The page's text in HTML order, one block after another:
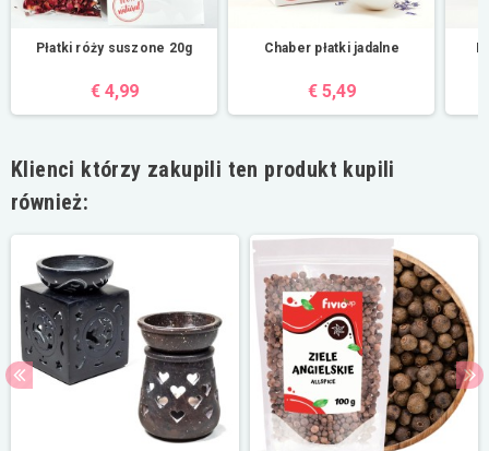
Płatki róży suszone 20g
€ 4,99
Chaber płatki jadalne
€ 5,49
Klienci którzy zakupili ten produkt kupili
również: